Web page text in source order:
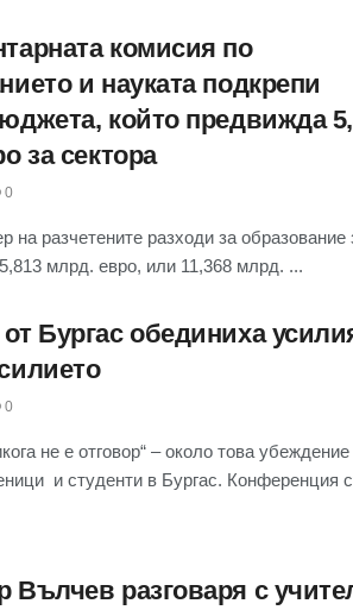
комисия по
и науката подкрепи
който предвижда
за сектора
0
на разчетените разходи за образование
млрд. евро, или 11,368 млрд. ...
Бургас обединиха
0
не е отговор“ – около това
и студенти в Бургас. Конференция
Вълчев разговаря с